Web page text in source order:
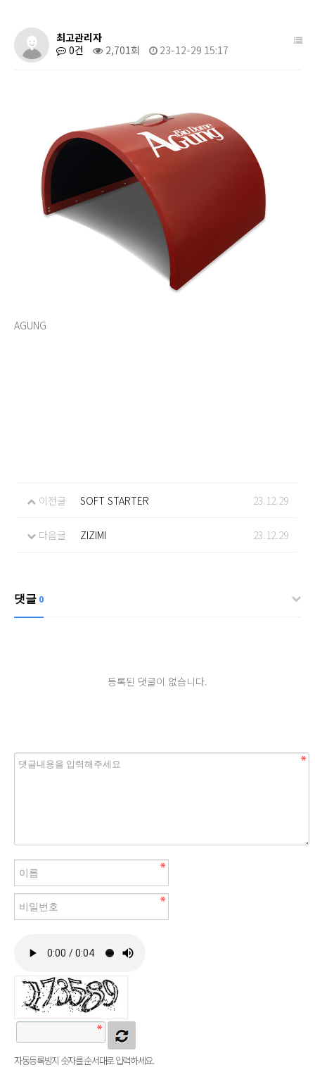
최고관리자
0건
2,701회 23-12-29 15:17
AGUNG
이전글 SOFT STARTER 23.12.29
다음글 ZIZIMI 23.12.29
댓글 0
등록된 댓글이 없습니다.
자동등록방지 숫자를 순서대로 입력하세요.